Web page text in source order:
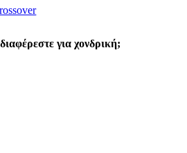
για χονδρική;